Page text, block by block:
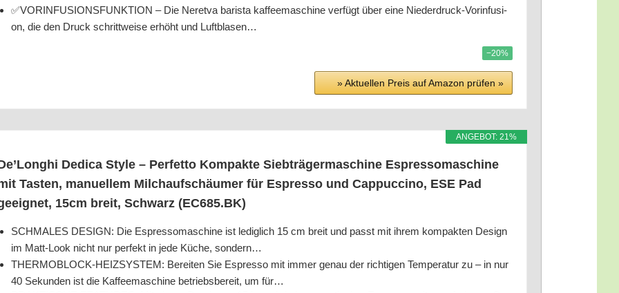
✅VORINFUSIONSFUNKTION – Die Nere­t­va baris­ta kaf­fee­ma­schi­ne ver­fügt über eine Nie­der­druck-Vor­in­fu­si­
on, die den Druck schritt­wei­se erhöht und Luftblasen…
−20%
» Aktu­el­len Preis auf Ama­zon prü­fen »
ANGE­BOT: 21%
Dedi­ca Style – Per­fet­to Kom­pak­te Sieb­trä­ger­ma­schi­ne Espres­so­ma­schi­ne
Tas­ten, manu­el­lem Milch­auf­schäu­mer für Espres­so und Cap­puc­ci­no, ESE Pad
15cm breit, Schwarz (EC685.BK)
SCHMALES DESIGN: Die Espres­so­ma­schi­ne ist ledig­lich 15 cm breit und passt mit ihrem kom­pak­ten Design
im Matt-Look nicht nur per­fekt in jede Küche, sondern…
THERMOBLOCK-HEIZSYSTEM: Berei­ten Sie Espres­so mit immer genau der rich­ti­gen Tem­pe­ra­tur zu – in nur
40 Sekun­den ist die Kaf­fee­ma­schi­ne betriebs­be­reit, um für…